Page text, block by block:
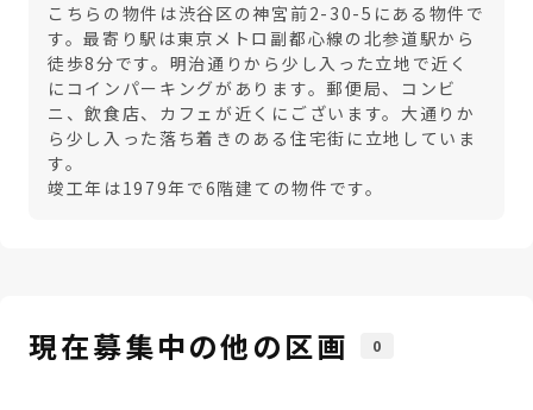
こちらの物件は渋谷区の神宮前2-30-5にある物件で
す。最寄り駅は東京メトロ副都心線の北参道駅から
徒歩8分です。明治通りから少し入った立地で近く
にコインパーキングがあります。郵便局、コンビ
ニ、飲食店、カフェが近くにございます。大通りか
ら少し入った落ち着きのある住宅街に立地していま
す。
竣工年は1979年で6階建ての物件です。
現在募集中の他の区画 0